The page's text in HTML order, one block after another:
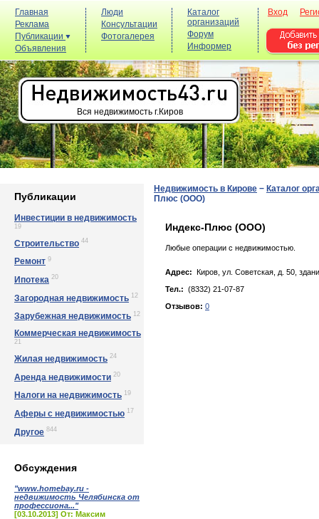
Главная
Реклама
Публикации
Объявления
Люди
Консультации
Фотогалерея
Каталог
организаций
Форум
Информер
Вход
Вся недвижимость г.Киров
Публикации
Инвестиции в недвижимость
19
Строительство 44
Ремонт 9
Ипотека 20
Загородная недвижимость 12
Зарубежная недвижимость 12
Коммерческая недвижимость
21
Жилая недвижимость 24
Аренда недвижимости 20
Налоги на недвижимость 19
Аферы с недвижимостью 17
Другое 844
Обсуждения
"www.homebay.ru -
недвижимость Челябинска от
профессиона..."
[03.10.2013] От: Максим
Недвижимость в Кирове − Каталог
Плюс (ООО)
Индекс-Плюс (ООО)
Любые операции с недвижимостью.
Адрес: Киров, yл. Сoвeтcкaя, д. 50,
Тел.: (8332) 21-07-87
Отзывов: 0